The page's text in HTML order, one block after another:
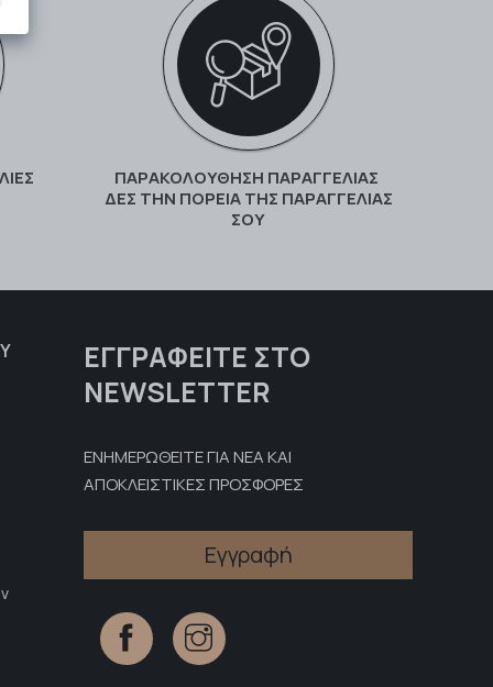
ΠΑΡΑΚΟΛΟΎΘΗΣΗ ΠΑΡΑΓΓΕΛΊΑΣ
ΔΕΣ ΤΗΝ ΠΟΡΕΊΑ ΤΗΣ ΠΑΡΑΓΓΕΛΊΑΣ
ΣΟΥ
ΕΓΓΡΑΦΕΊΤΕ ΣΤΟ
NEWSLETTER
ΕΝΗΜΕΡΩΘΕΙΤΕ ΓΙΑ ΝΕΑ ΚΑΙ
ΑΠΟΚΛΕΙΣΤΙΚΕΣ ΠΡΟΣΦΟΡΕΣ
Εγγραφή